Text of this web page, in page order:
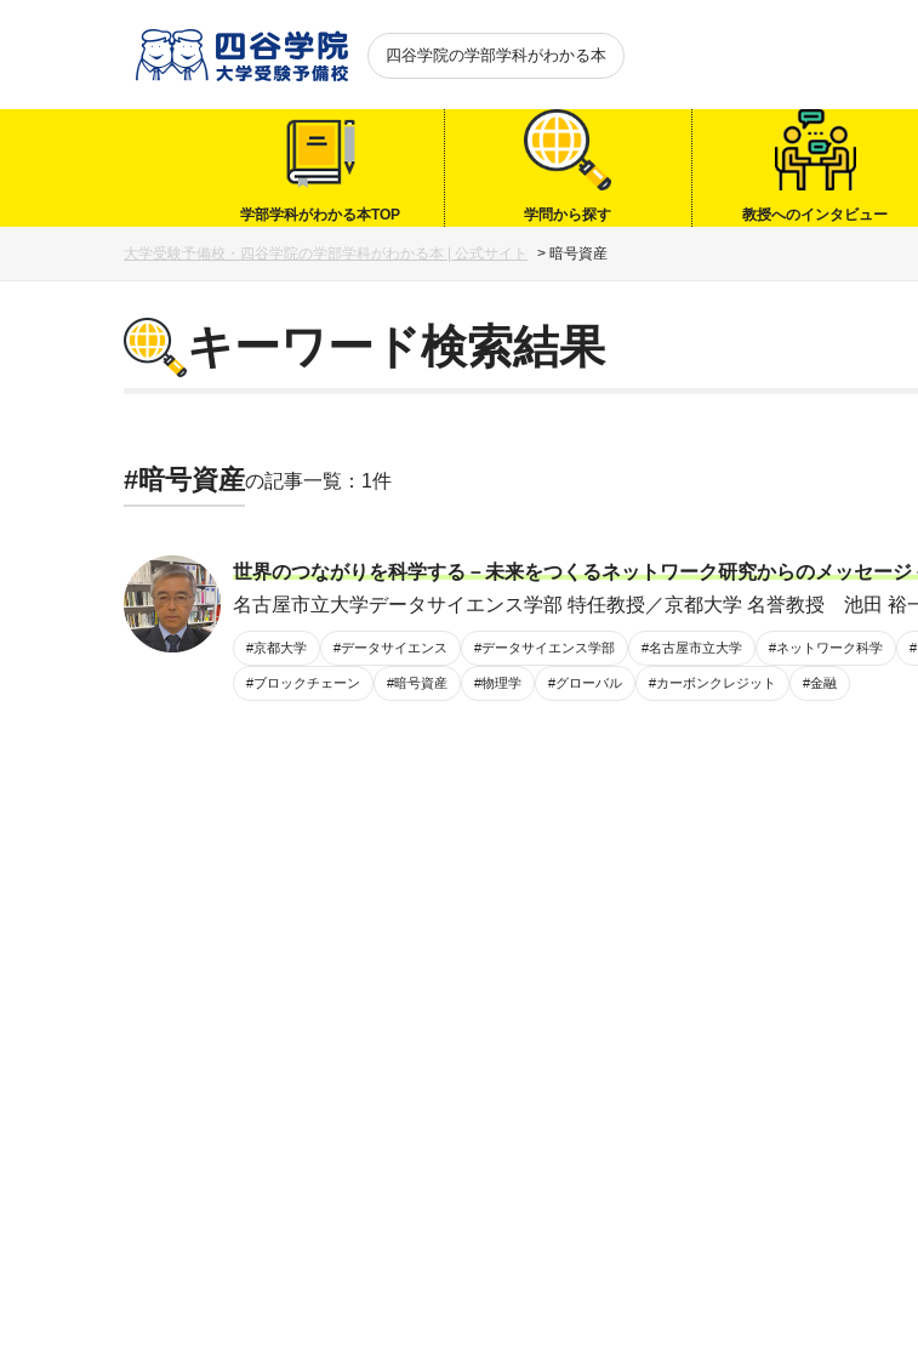
四谷学院の学部学科がわかる本
学部学科がわかる本TOP 学問から探す 教授へのインタビュー
大学受験予備校・四谷学院の学部学科がわかる本 | 公式サイト > 暗号資産
キーワード検索結果
#暗号資産の記事一覧：1件
世界のつながりを科学する－未来をつくるネットワーク研究からのメッセージ
名古屋市立大学データサイエンス学部 特任教授／京都大学 名誉教授 池田 裕
#京都大学 #データサイエンス #データサイエンス学部 #名古屋市立大学 #ネットワーク科学
#ブロックチェーン #暗号資産 #物理学 #グローバル #カーボンクレジット #金融